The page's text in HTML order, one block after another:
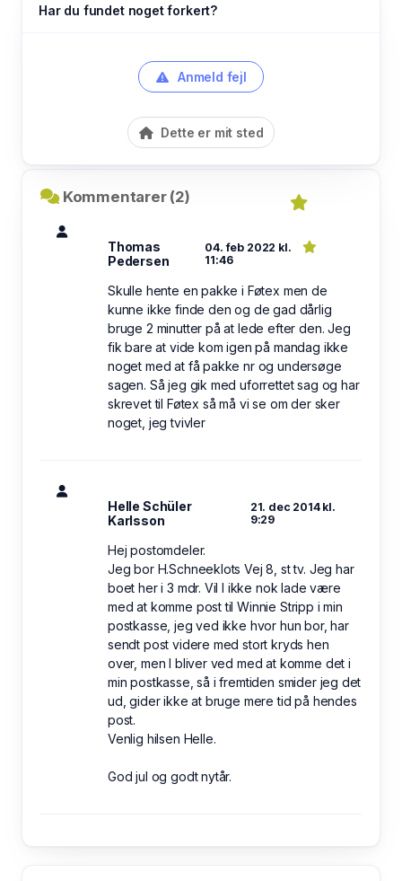
Har du fundet noget forkert?
Anmeld fejl
Dette er mit sted
Kommentarer (2)
Thomas
Pedersen
04. feb 2022 kl.
11:46
Skulle hente en pakke i Føtex men de
kunne ikke finde den og de gad dårlig
bruge 2 minutter på at lede efter den. Jeg
fik bare at vide kom igen på mandag ikke
noget med at få pakke nr og undersøge
sagen. Så jeg gik med uforrettet sag og har
skrevet til Føtex så må vi se om der sker
noget, jeg tvivler
Helle Schüler
Karlsson
21. dec 2014 kl.
9:29
Hej postomdeler.
Jeg bor H.Schneeklots Vej 8, st tv. Jeg har
boet her i 3 mdr. Vil I ikke nok lade være
med at komme post til Winnie Stripp i min
postkasse, jeg ved ikke hvor hun bor, har
sendt post videre med stort kryds hen
over, men I bliver ved med at komme det i
min postkasse, så i fremtiden smider jeg det
ud, gider ikke at bruge mere tid på hendes
post.
Venlig hilsen Helle.
God jul og godt nytår.